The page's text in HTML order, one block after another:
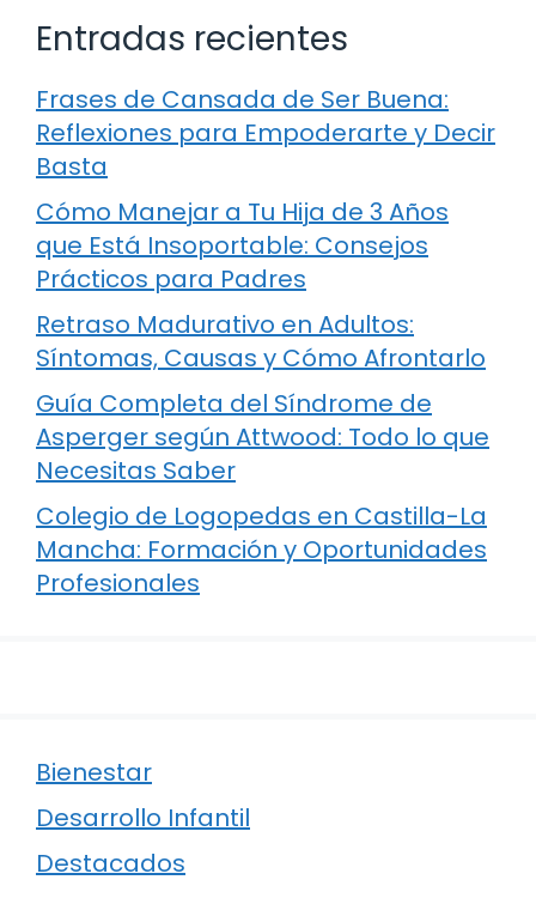
Entradas recientes
Frases de Cansada de Ser Buena:
Reflexiones para Empoderarte y Decir
Basta
Cómo Manejar a Tu Hija de 3 Años
que Está Insoportable: Consejos
Prácticos para Padres
Retraso Madurativo en Adultos:
Síntomas, Causas y Cómo Afrontarlo
Guía Completa del Síndrome de
Asperger según Attwood: Todo lo que
Necesitas Saber
Colegio de Logopedas en Castilla-La
Mancha: Formación y Oportunidades
Profesionales
Bienestar
Desarrollo Infantil
Destacados